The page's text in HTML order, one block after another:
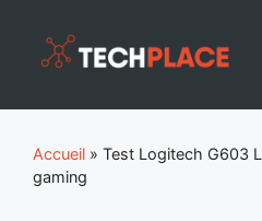
Accueil » Test Logitech G603
gaming